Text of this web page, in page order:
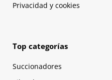
Privacidad y cookies
Top categorías
Succionadores